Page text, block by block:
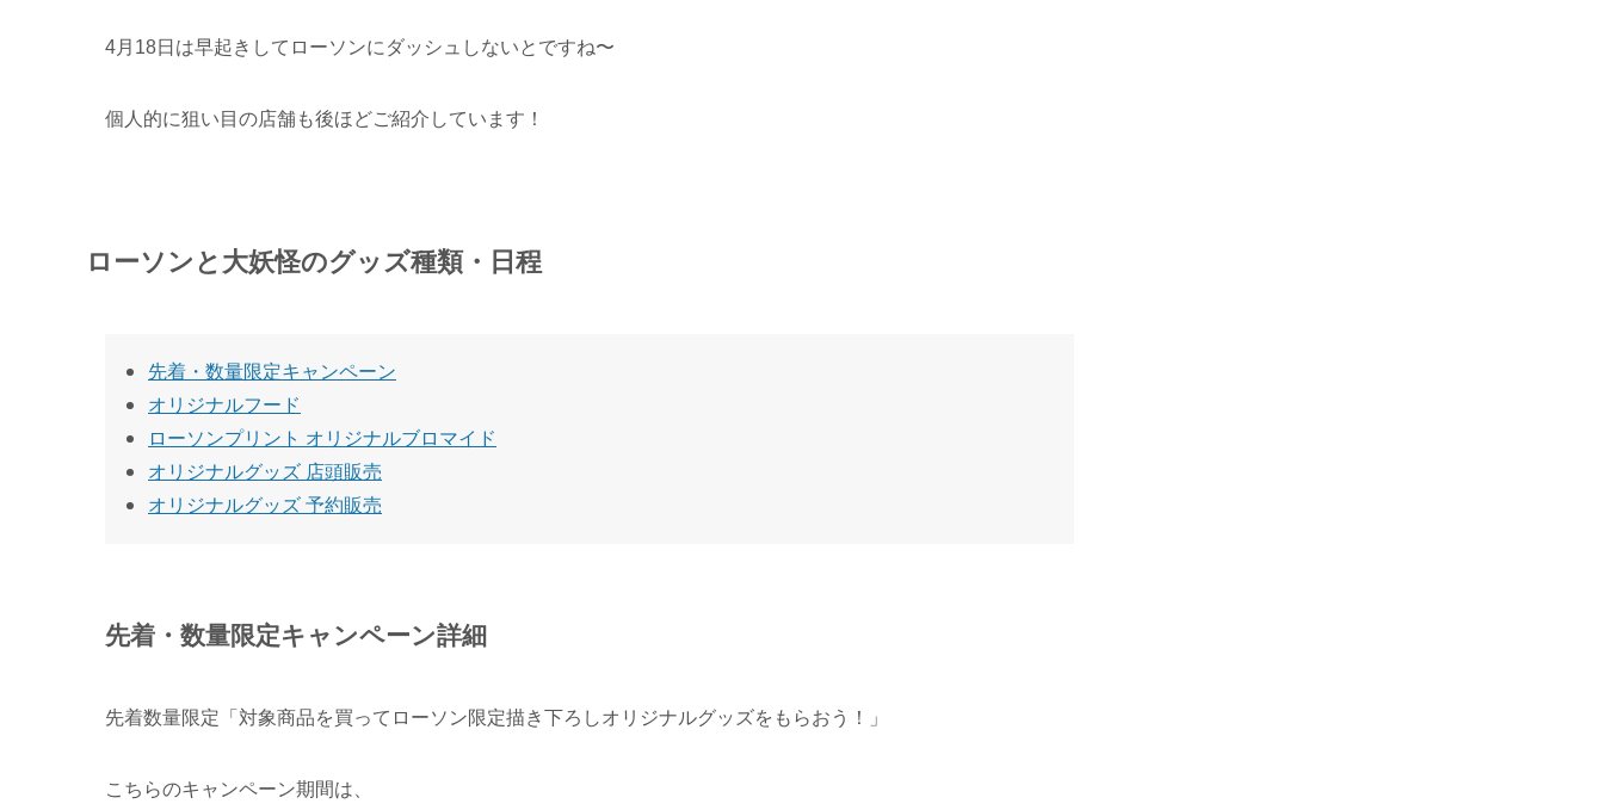
4月18日は早起きしてローソンにダッシュしないとですね〜
個人的に狙い目の店舗も後ほどご紹介しています！
ローソンと大妖怪のグッズ種類・日程
先着・数量限定キャンペーン
オリジナルフード
ローソンプリント オリジナルブロマイド
オリジナルグッズ 店頭販売
オリジナルグッズ 予約販売
先着・数量限定キャンペーン詳細
先着数量限定「対象商品を買ってローソン限定描き下ろしオリジナルグッズをもらおう！」
こちらのキャンペーン期間は、